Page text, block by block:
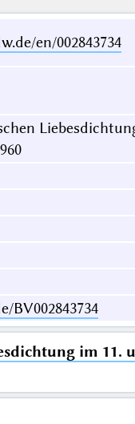
en/002843734
BV002843734
im 11.